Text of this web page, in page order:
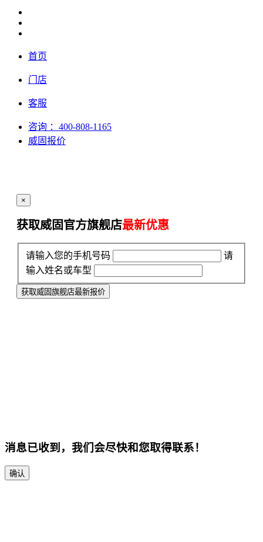
首页
门店
客服
咨询 ：400-808-1165
威固报价
×
获取威固官方旗舰店最新优惠
请输入您的手机号码
请
输入姓名或车型
获取威固旗舰店最新报价
消息已收到，我们会尽快和您取得联系！
确认